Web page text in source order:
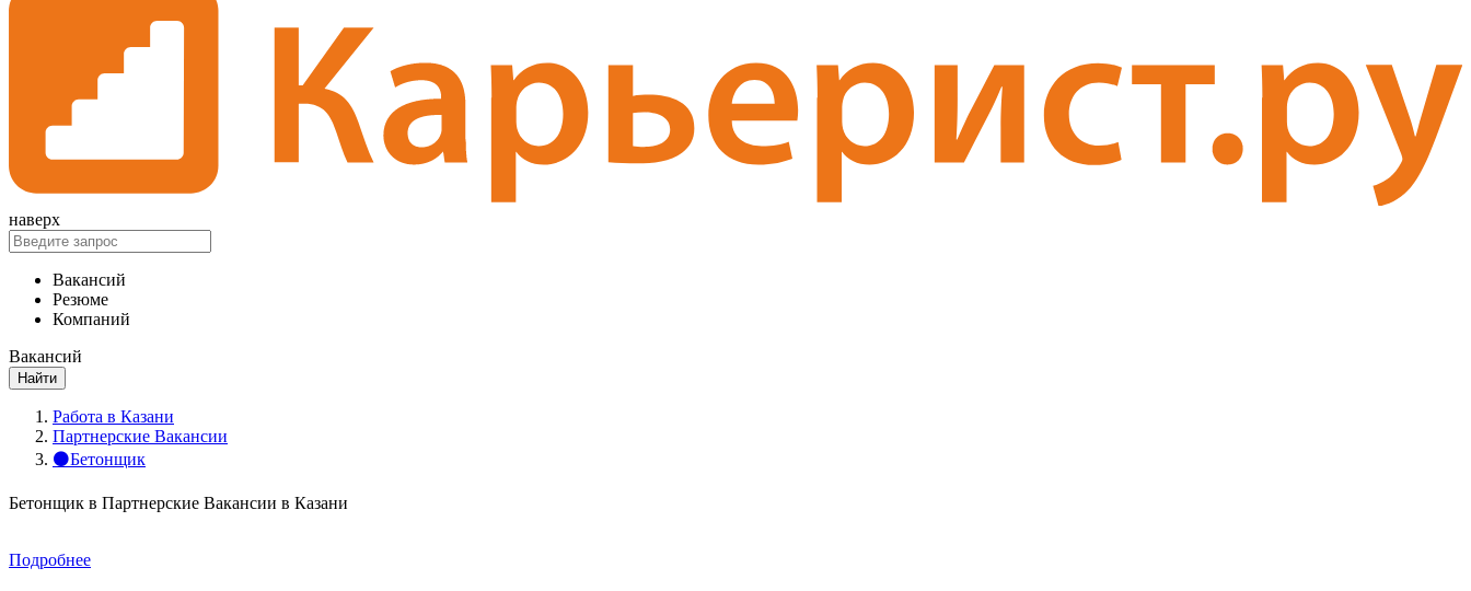
наверх
Вакансий
Резюме
Компаний
Вакансий
Найти
Работа в Казани
Партнерские Вакансии
⚫Бетонщик
Бетонщик в Партнерские Вакансии в Казани
Подробнее